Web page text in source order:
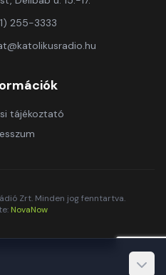
255-3333
tájékoztató
Zrt. Minden jog fenntartva.
NovaNow